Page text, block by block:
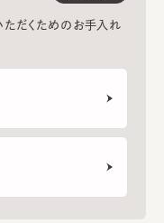
ただくためのお手入れ